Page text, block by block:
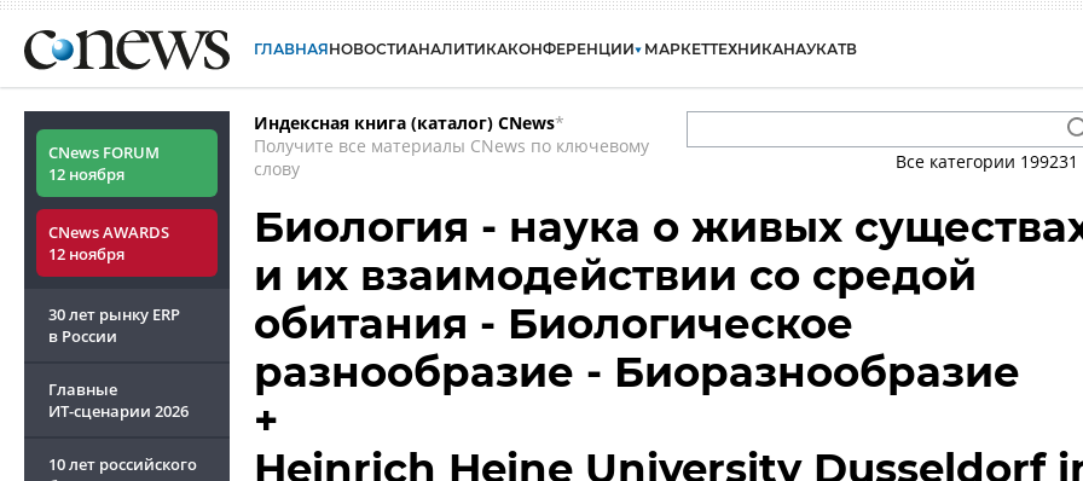
ГЛАВНАЯНОВОСТИАНАЛИТИКАКОНФЕРЕНЦИИ МАРКЕТТЕХНИКАНАУКАТВ
CNews FORUM
12 ноября
CNews AWARDS
12 ноября
30 лет рынку ERP
в России
Главные
ИТ-сценарии 2026
10 лет российского
Индексная книга (каталог) CNews*
Получите все материалы CNews по ключевому
слову
Все категории 199231
Биология - наука о живых
и их взаимодействии со средой
обитания - Биологическое
разнообразие - Биоразнообразие
+
Heinrich Heine University Dusseldorf